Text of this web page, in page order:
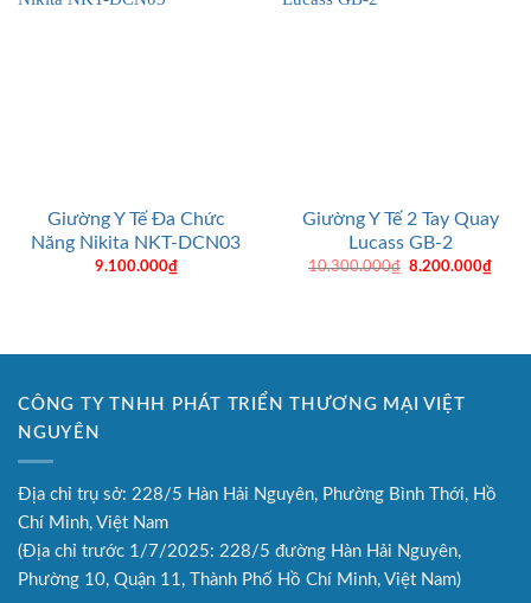
Giường Y Tế Đa Chức
Năng Nikita NKT-DCN03
9.100.000₫
Giường Y Tế 2 Tay Quay
Lucass GB-2
10.300.000₫ Giá
8.200.000₫Giá
CÔNG TY TNHH PHÁT TRIỂN THƯƠNG MẠI VIỆT
NGUYÊN
Địa chỉ trụ sở: 228/5 Hàn Hải Nguyên, Phường Bình Thới, Hồ
Chí Minh, Việt Nam
(Địa chỉ trước 1/7/2025: 228/5 đường Hàn Hải Nguyên,
Phường 10, Quận 11, Thành Phố Hồ Chí Minh, Việt Nam)